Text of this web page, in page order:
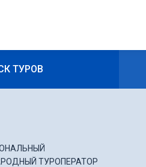
ТУРОВ
ТУРОПЕРАТОР